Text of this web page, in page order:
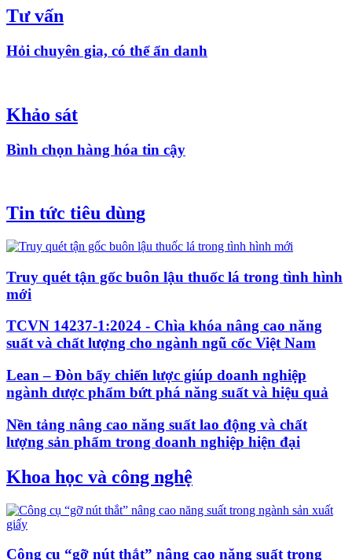
Tư vấn
Hỏi chuyên gia, có thể ẩn danh
Khảo sát
Bình chọn hàng hóa tin cậy
Tin tức tiêu dùng
Truy quét tận gốc buôn lậu thuốc lá trong tình hình
mới
TCVN 14237-1:2024 - Chìa khóa nâng cao năng
suất và chất lượng cho ngành ngũ cốc Việt Nam
Lean – Đòn bẩy chiến lược giúp doanh nghiệp
ngành dược phẩm bứt phá năng suất và hiệu quả
Nền tảng nâng cao năng suất lao động và chất
lượng sản phẩm trong doanh nghiệp hiện đại
Khoa học và công nghệ
Công cụ “gỡ nút thắt” nâng cao năng suất trong